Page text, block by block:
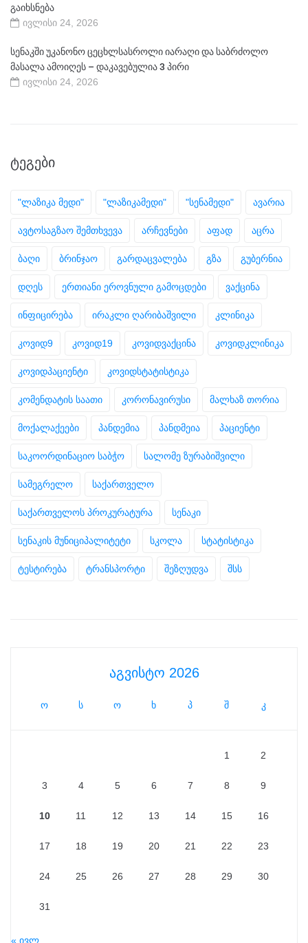
გაიხსნება
ივლისი 24, 2026
სენაკში უკანონო ცეცხლსასროლი იარაღი და საბრძოლო
მასალა ამოიღეს – დაკავებულია 3 პირი
ივლისი 24, 2026
ᲢᲔᲒᲔᲑᲘ
"ლაზიკა მედი" "ლაზიკამედი" "სენამედი" ავარია
ავტოსაგზაო შემთხვევა არჩევნები აფად აცრა
ბაღი ბრინჯაო გარდაცვალება გზა გუბერნია
დღეს ერთიანი ეროვნული გამოცდები ვაქცინა
ინფიცირება ირაკლი ღარიბაშვილი კლინიკა
კოვიდ9 კოვიდ19 კოვიდვაქცინა კოვიდკლინიკა
კოვიდპაციენტი კოვიდსტატისტიკა
კომენდატის საათი კორონავირუსი მალხაზ თორია
მოქალაქეები პანდემია პანდმეია პაციენტი
საკოორდინაციო საბჭო სალომე ზურაბიშვილი
სამეგრელო საქართველო
საქართველოს პროკურატურა სენაკი
სენაკის მუნიციპალიტეტი სკოლა სტატისტიკა
ტესტირება ტრანსპორტი შეზღუდვა შსს
აგვისტო 2026
ო ს ო ხ პ შ კ
1 2
3 4 5 6 7 8 9
10 11 12 13 14 15 16
17 18 19 20 21 22 23
24 25 26 27 28 29 30
31
« ივლ